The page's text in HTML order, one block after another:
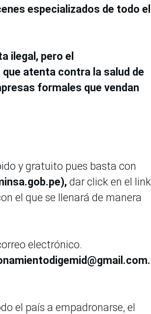
especializados de todo el
ilegal, pero el
atenta contra la salud de
formales que vendan
y gratuito pues basta con
dar click en el link
el que se llenará de manera
electrónico.
el país a empadronarse, el